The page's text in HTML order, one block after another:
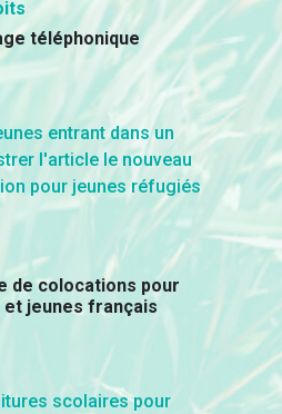
téléphonique
de colocations pour
jeunes français